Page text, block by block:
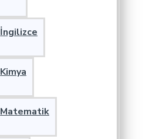
İngilizce
Kimya
Matematik